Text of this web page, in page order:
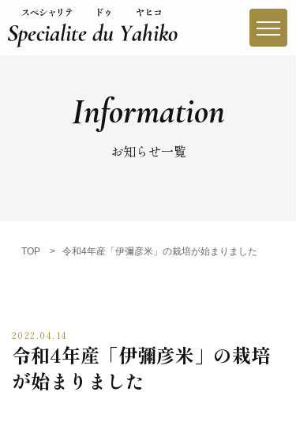
やひこブランドとは
やひこブランド一覧
買う
お知らせ
Information
お知らせ一覧
TOP > 令和4年産「伊彌彦米」の栽培が始まりました
2022.04.14
令和4年産「伊彌彦米」の栽培
が始まりました